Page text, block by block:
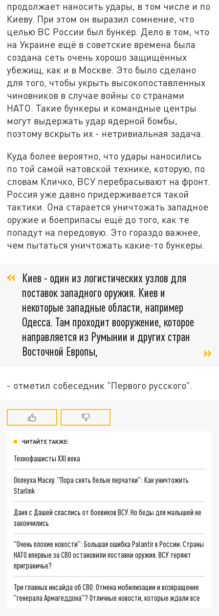
продолжает наносить удары, в том числе и по
Киеву. При этом он выразил сомнение, что
целью ВС России был бункер. Дело в том, что
на Украине ещё в советские времена была
создана сеть очень хорошо защищённых
убежищ, как и в Москве. Это было сделано
для того, чтобы укрыть высокопоставленных
чиновников в случае войны со странами
НАТО. Такие бункеры и командные центры
могут выдержать удар ядерной бомбы,
поэтому вскрыть их - нетривиальная задача.
Куда более вероятно, что удары наносились
по той самой натовской технике, которую, по
словам Кличко, ВСУ перебрасывают на фронт.
Россия уже давно придерживается такой
тактики. Она старается уничтожать западное
оружие и боеприпасы ещё до того, как те
попадут на передовую. Это гораздо важнее,
чем пытаться уничтожать какие-то бункеры.
Киев - один из логистических узлов для
поставок западного оружия. Киев и
некоторые западные области, например
Одесса. Там проходит вооружение, которое
направляется из Румынии и других стран
Восточной Европы,
- отметил собеседник "Первого русского".
ЧИТАЙТЕ ТАКЖЕ:
Технофашисты XXI века
Оплеуха Маску. "Пора снять белые перчатки": Как уничтожить
Starlink
Даня с Дашей спаслись от боевиков ВСУ. Но беды для малышей не
закончились
"Очень плохие новости": Большая ошибка Palantir в России. Страны
НАТО впервые за СВО остановили поставки оружия. ВСУ теряют
приграничье?
Три главных инсайда об СВО. Отмена мобилизации и возвращение
"генерала Армагеддона"? Отличные новости, которые ждали все